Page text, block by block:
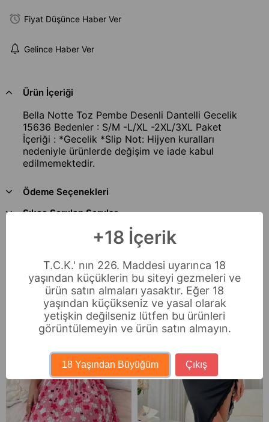
Fiyat Düşünce Haber Ver
Gelince Haber Ver
Ürün İçeriği
Bella Notte Toz Pembe Desenli Dantelli Gecelik
15636 Bedenler : S/M -L/XL -2XL/3XL Paket
İçeriği : *Gecelik *Slip Not: Hijyen kuralları
nedeniyle ürünlerde değişim ve iade kabul
edilmemektedir.
Ödeme Seçenekleri
Sıkça Sorulan Sorular
Benzer Ürünler
+18 İçerik
T.C.K.' nın 226. Maddesi uyarınca 18
yaşından küçüklerin bu siteyi gezmeleri ve
ürün satın almaları yasaktır. Eğer 18
yaşından küçükseniz ve yasal olarak
yetişkin değilseniz lütfen bu ürünleri
görüntülemeyin ve ürün satın almayın.
18 Yaşından Büyüğüm Çıkış